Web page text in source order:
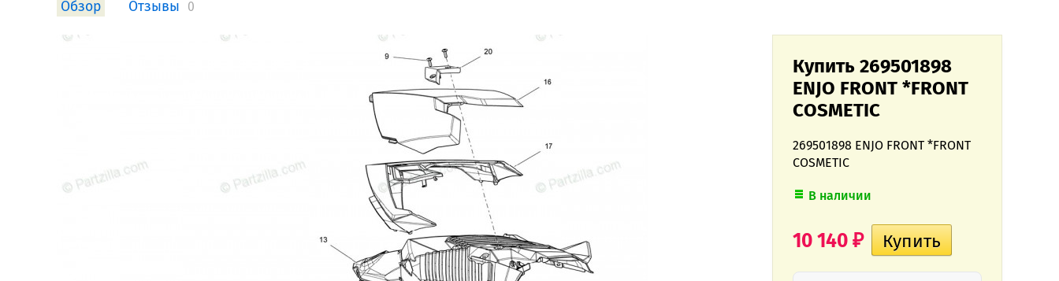
Обзор Отзывы 0
Купить 269501898
ENJO FRONT *FRONT
COSMETIC
269501898 ENJO FRONT *FRONT
COSMETIC
В наличии
10 140 ₽